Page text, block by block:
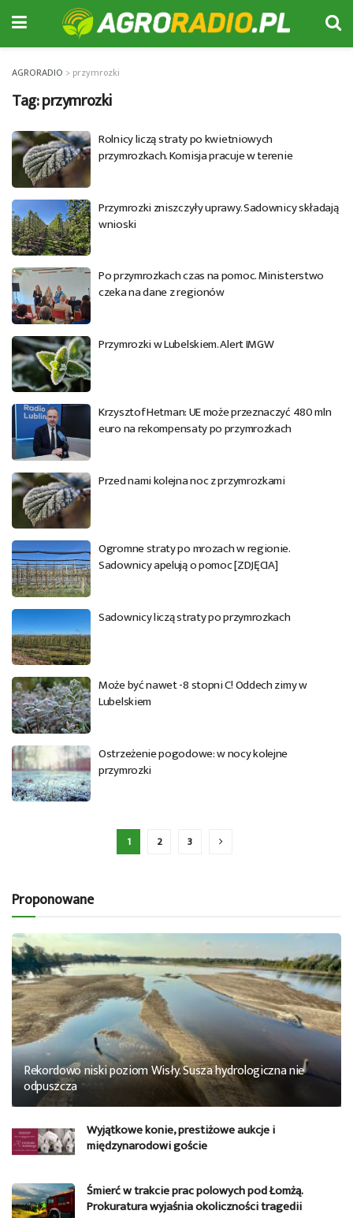
AGRORADIO > przymrozki
Tag:przymrozki
Rolnicy liczą straty po kwietniowych
przymrozkach. Komisja pracuje w terenie
Przymrozki zniszczyły uprawy. Sadownicy składają
wnioski
Po przymrozkach czas na pomoc. Ministerstwo
czeka na dane z regionów
Przymrozki w Lubelskiem. Alert IMGW
Krzysztof Hetman: UE może przeznaczyć 480 mln
euro na rekompensaty po przymrozkach
Przed nami kolejna noc z przymrozkami
Ogromne straty po mrozach w regionie.
Sadownicy apelują o pomoc [ZDJĘCIA]
Sadownicy liczą straty po przymrozkach
Może być nawet -8 stopni C! Oddech zimy w
Lubelskiem
Ostrzeżenie pogodowe: w nocy kolejne
przymrozki
1 2 3
Proponowane
Rekordowo niski poziom Wisły. Susza hydrologiczna nie
odpuszcza
Wyjątkowe konie, prestiżowe aukcje i
międzynarodowi goście
Śmierć w trakcie prac polowych pod Łomżą.
Prokuratura wyjaśnia okoliczności tragedii